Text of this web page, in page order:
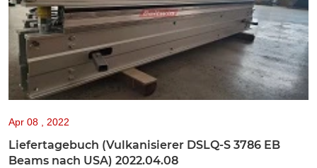
Apr 08 , 2022
Liefertagebuch (Vulkanisierer DSLQ-S 3786 EB
Beams nach USA) 2022.04.08